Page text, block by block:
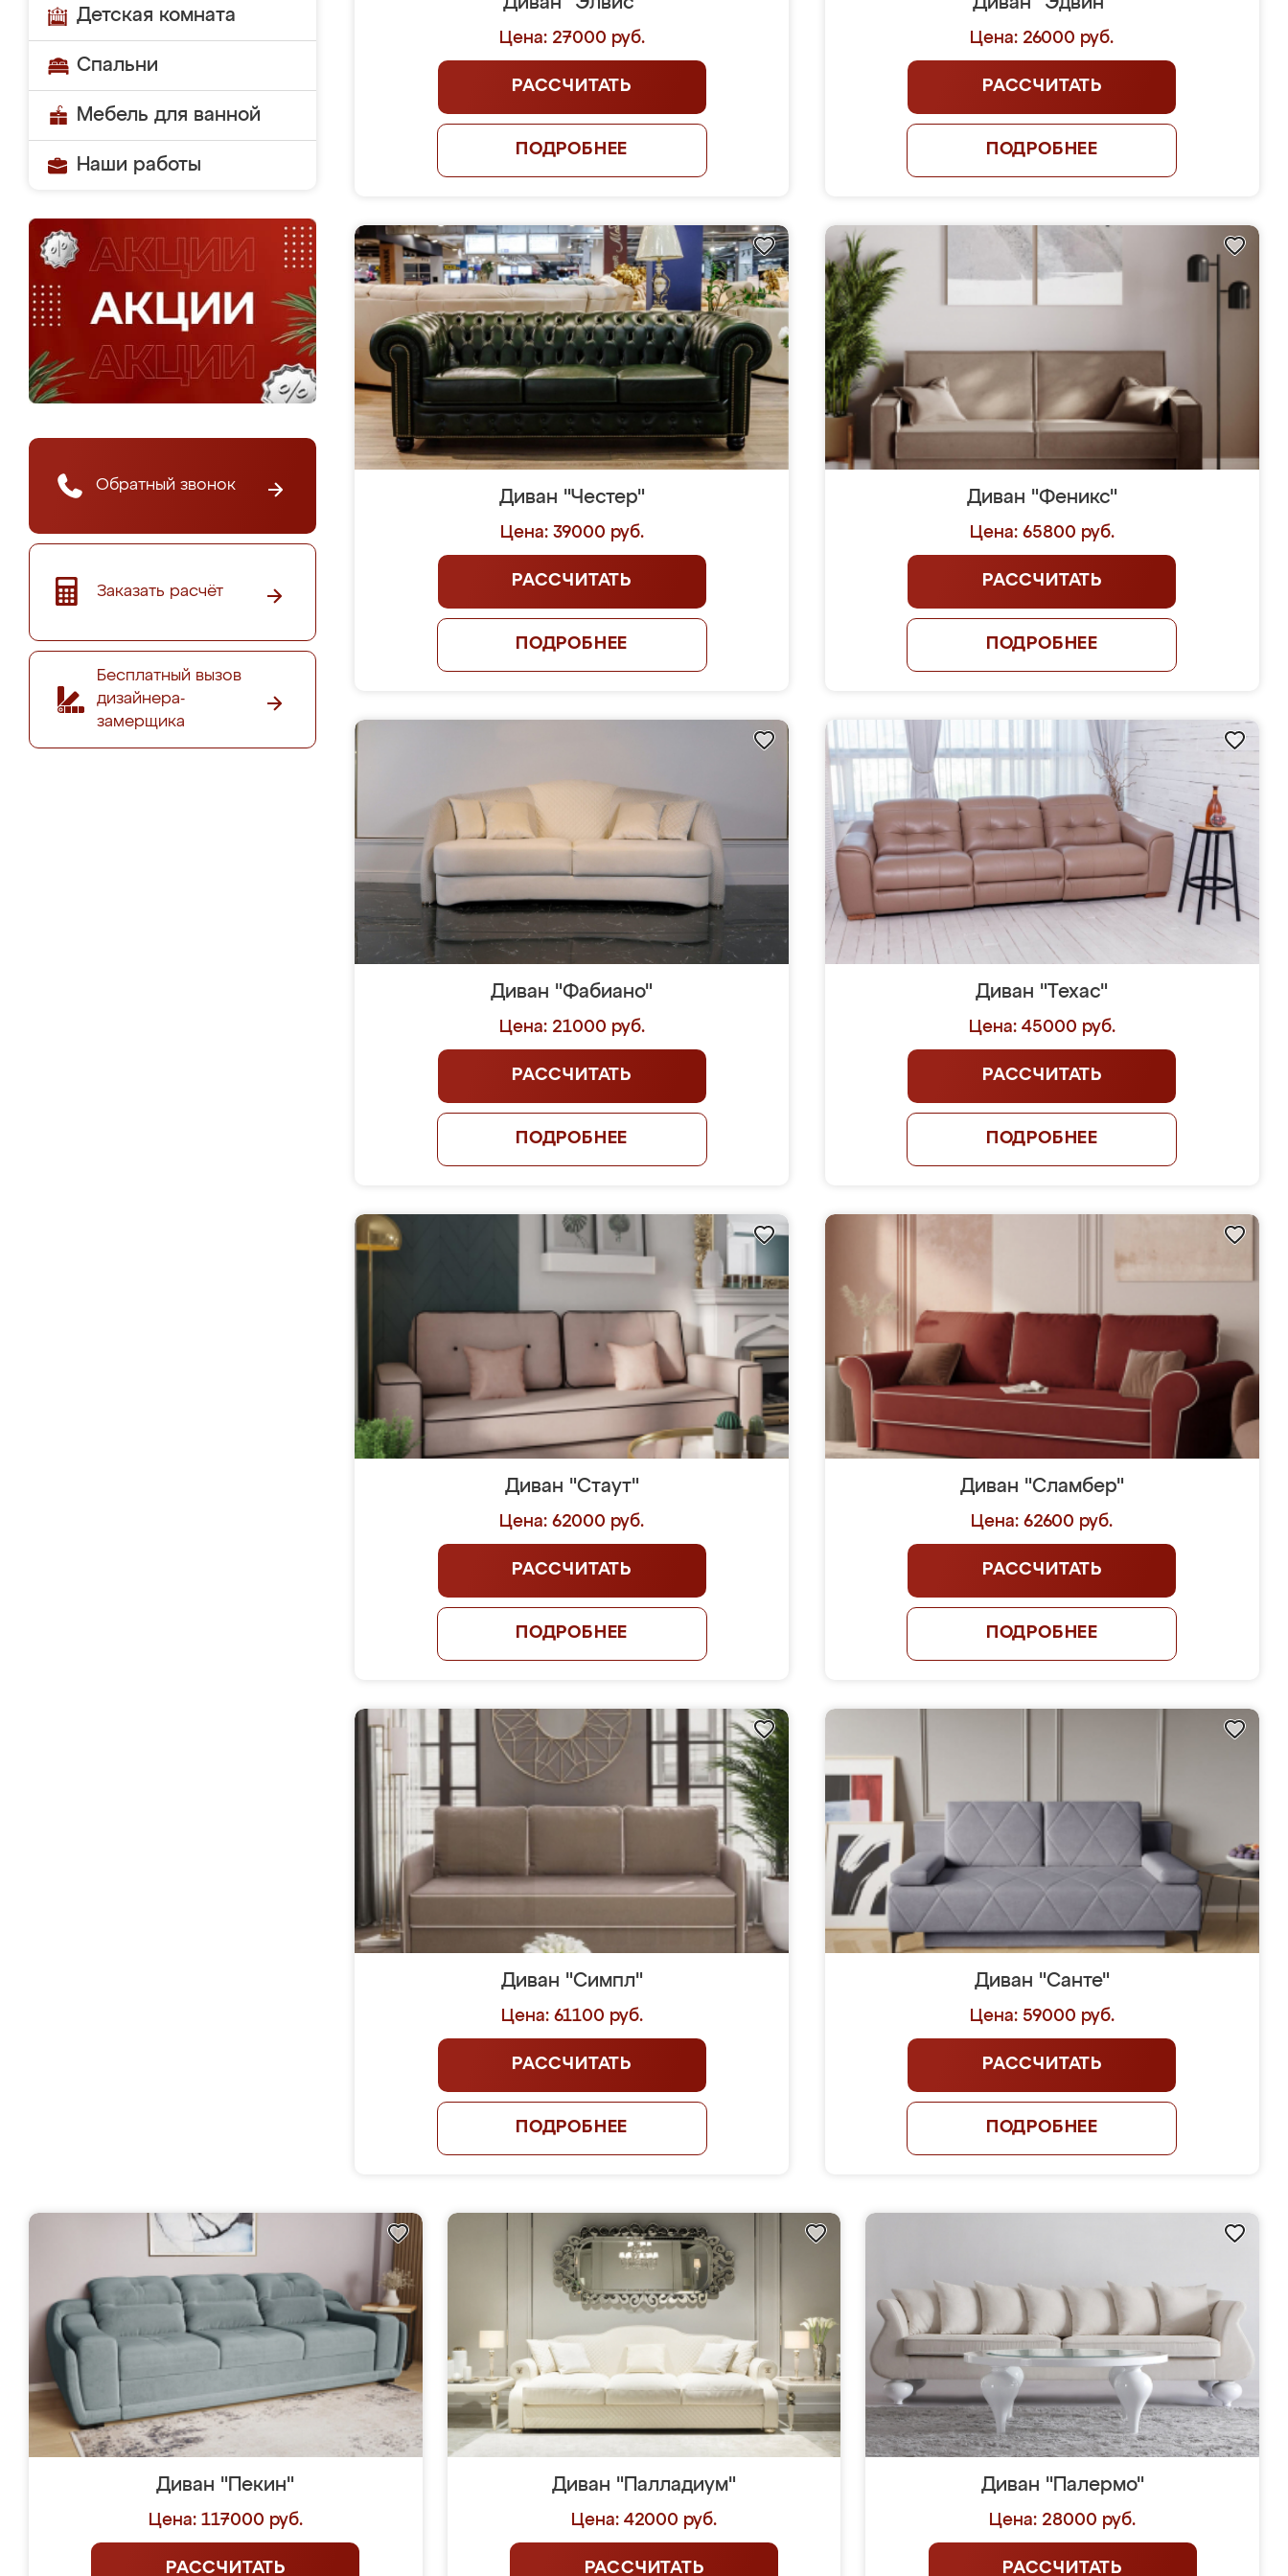
Детская комната
Спальни
Мебель для ванной
Наши работы
Обратный звонок
Заказать расчёт
Бесплатный вызов
дизайнера-
замерщика
Цена: 27000 руб.
РАССЧИТАТЬ
ПОДРОБНЕЕ
Цена: 26000 руб.
РАССЧИТАТЬ
ПОДРОБНЕЕ
Диван "Честер"
Цена: 39000 руб.
РАССЧИТАТЬ
ПОДРОБНЕЕ
Диван "Феникс"
Цена: 65800 руб.
РАССЧИТАТЬ
ПОДРОБНЕЕ
Диван "Фабиано"
Цена: 21000 руб.
РАССЧИТАТЬ
ПОДРОБНЕЕ
Диван "Техас"
Цена: 45000 руб.
РАССЧИТАТЬ
ПОДРОБНЕЕ
Диван "Стаут"
Цена: 62000 руб.
РАССЧИТАТЬ
ПОДРОБНЕЕ
Диван "Сламбер"
Цена: 62600 руб.
РАССЧИТАТЬ
ПОДРОБНЕЕ
Диван "Симпл"
Цена: 61100 руб.
РАССЧИТАТЬ
ПОДРОБНЕЕ
Диван "Санте"
Цена: 59000 руб.
РАССЧИТАТЬ
ПОДРОБНЕЕ
Диван "Пекин"
Цена: 117000 руб.
РАССЧИТАТЬ
Диван "Палладиум"
Цена: 42000 руб.
РАССЧИТАТЬ
Диван "Палермо"
Цена: 28000 руб.
РАССЧИТАТЬ